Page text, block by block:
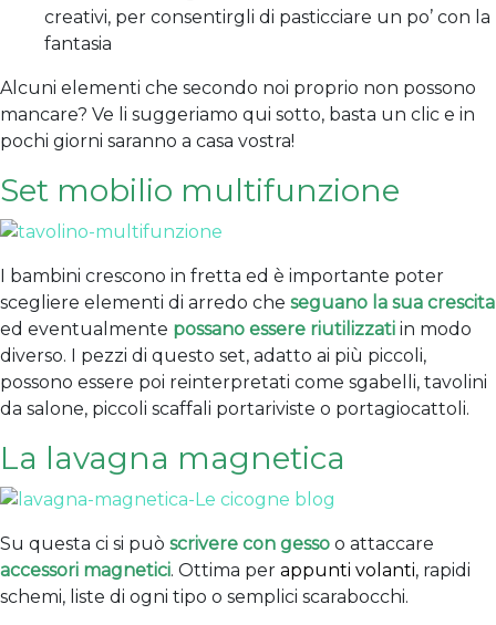
creativi, per consentirgli di pasticciare un po’ con la
fantasia
Alcuni elementi che secondo noi proprio non possono
mancare? Ve li suggeriamo qui sotto, basta un clic e in
pochi giorni saranno a casa vostra!
Set mobilio multifunzione
I bambini crescono in fretta ed è importante poter
scegliere elementi di arredo che seguano la sua crescita
ed eventualmente possano essere riutilizzati in modo
diverso. I pezzi di questo set, adatto ai più piccoli,
possono essere poi reinterpretati come sgabelli, tavolini
da salone, piccoli scaffali portariviste o portagiocattoli.
La lavagna magnetica
Su questa ci si può scrivere con gesso o attaccare
accessori magnetici. Ottima per appunti volanti, rapidi
schemi, liste di ogni tipo o semplici scarabocchi.